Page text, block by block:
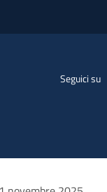
Seguici su